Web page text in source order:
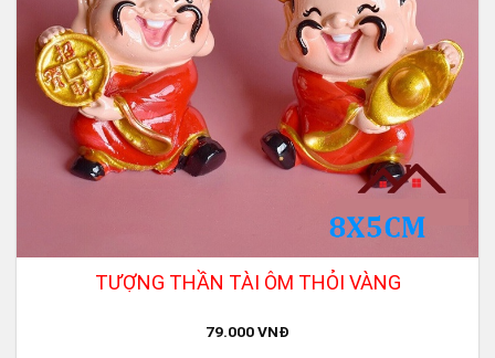
TƯỢNG THẦN TÀI ÔM THỎI VÀNG
79.000VNĐ